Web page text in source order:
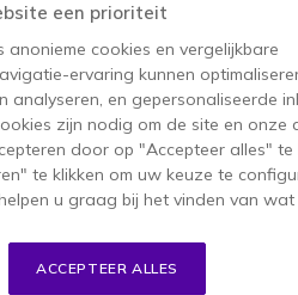
van
meer tijd aan je
een prioriteit
cookies en vergelijkbare
ervaring kunnen
analyseren, en gepersonaliseerde
zijn nodig om de site en onze
door op "Accepteer alles" te
te klikken om uw keuze te
u graag bij het vinden van wat
ACCEPTEER ALLES